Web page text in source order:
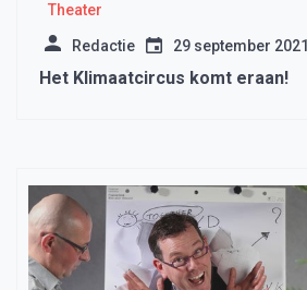
Theater
Redactie 29 september 2021
Het Klimaatcircus komt eraan!